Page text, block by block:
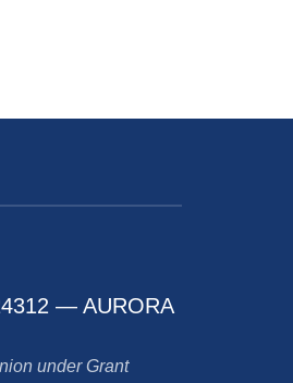
— AURORA
under Grant